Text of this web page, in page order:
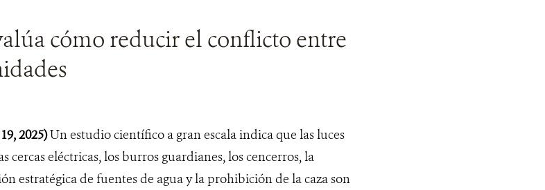
cómo reducir el conflicto entre
2025)Un estudio científico a gran escala indica que las luces
cercas eléctricas, los burros guardianes, los cencerros, la
estratégica de fuentes de agua y la prohibición de la caza son